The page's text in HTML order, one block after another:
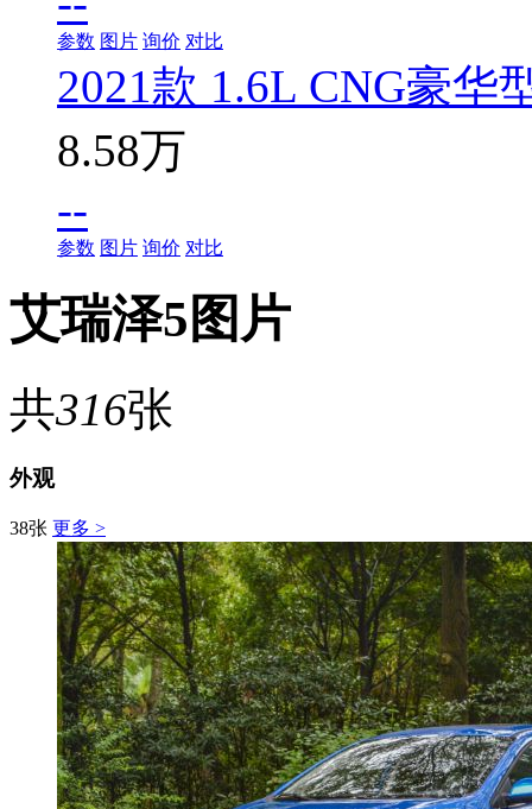
参数 图片 询价 对比
2021款 1.6L CNG豪华
8.58万
--
参数 图片 询价 对比
艾瑞泽5图片
共316张
外观
38张 更多 >